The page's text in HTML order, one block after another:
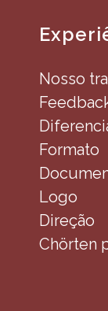
Nosso
Formato
Logo
Direção
Chörten